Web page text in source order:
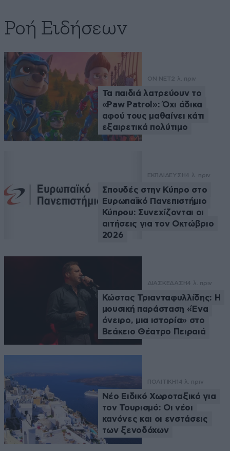
Ροή Ειδήσεων
ON NET2 λ. πριν
Τα παιδιά λατρεύουν το
«Paw Patrol»: Όχι άδικα
αφού τους μαθαίνει κάτι
εξαιρετικά πολύτιμο
ΕΚΠΑΙΔΕΥΣΗ4 λ. πριν
Σπουδές στην Κύπρο στο
Ευρωπαϊκό Πανεπιστήμιο
Κύπρου: Συνεχίζονται οι
αιτήσεις για τον Οκτώβριο
2026
ΔΙΑΣΚΕΔΑΣΗ4 λ. πριν
Κώστας Τριανταφυλλίδης: Η
μουσική παράσταση «Ένα
όνειρο, μια ιστορία» στο
Βεάκειο Θέατρο Πειραιά
ΠΟΛΙΤΙΚΗ 14 λ. πριν
Νέο Ειδικό Χωροταξικό για
τον Τουρισμό: Οι νέοι
κανόνες και οι ενστάσεις
των ξενοδόχων